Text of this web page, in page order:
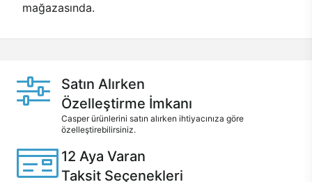
mağazasında.
Satın Alırken
Özelleştirme İmkanı
Casper ürünlerini satın alırken ihtiyacınıza göre
özelleştirebilirsiniz.
12 Aya Varan
Taksit Seçenekleri